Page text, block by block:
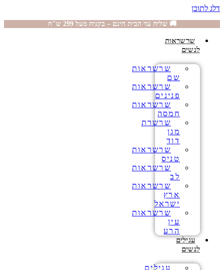
דלג לתוכן
🚚 שליח עד הבית חינם – בקניה מעל 299 ש"ח
שרשראות
לנשים
שרשראות
שם
שרשראות
פנינים
שרשראות
חמסה
שרשרת
מגן
דוד
שרשראות
טניס
שרשראות
לב
שרשראות
ארץ
ישראל
שרשראות
עין
הרע
עגילים
לנשים
עגילים